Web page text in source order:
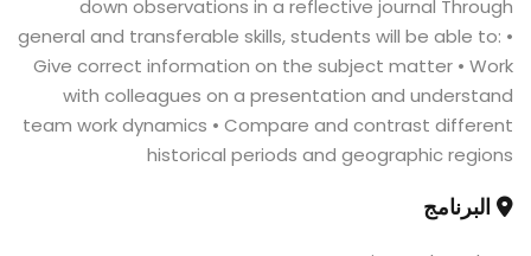
down observations in a reflective journal Through
general and transferable skills, students will be able to: •
Give correct information on the subject matter • Work
with colleagues on a presentation and understand
team work dynamics • Compare and contrast different
historical periods and geographic regions
البرنامج